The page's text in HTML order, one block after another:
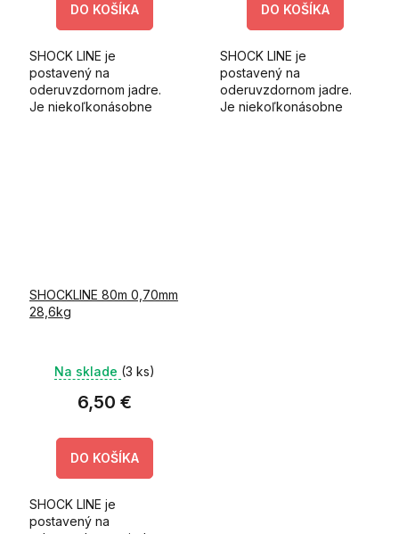
DO KOŠÍKA
SHOCK LINE je
postavený na
oderuvzdornom jadre.
Je niekoľkonásobne
DO KOŠÍKA
SHOCK LINE je
postavený na
oderuvzdornom jadre.
Je niekoľkonásobne
SHOCKLINE 80m 0,70mm
28,6kg
Na sklade (3 ks)
6,50 €
DO KOŠÍKA
SHOCK LINE je
postavený na